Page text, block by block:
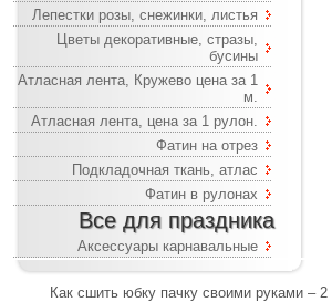
Лепестки розы, снежинки, листья
Цветы декоративные, стразы,
бусины
Атласная лента, Кружево цена за 1
м.
Атласная лента, цена за 1 рулон.
Фатин на отрез
Подкладочная ткань, атлас
Фатин в рулонах
Все для праздника
Аксессуары карнавальные
Как сшить юбку пачку своими руками – 2